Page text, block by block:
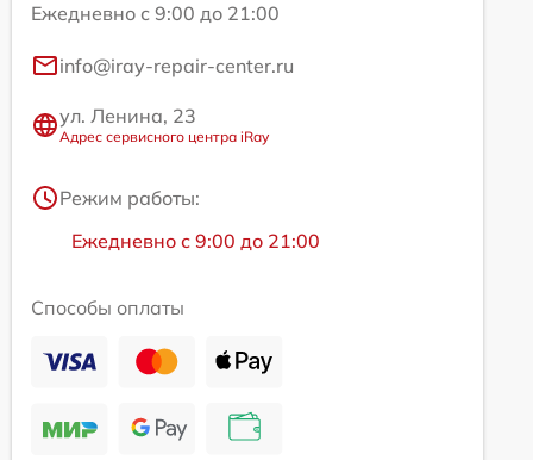
Ежедневно с 9:00 до 21:00
info@iray-repair-center.ru
ул. Ленина, 23
Адрес сервисного центра iRay
Режим работы:
Ежедневно с 9:00 до 21:00
Способы оплаты